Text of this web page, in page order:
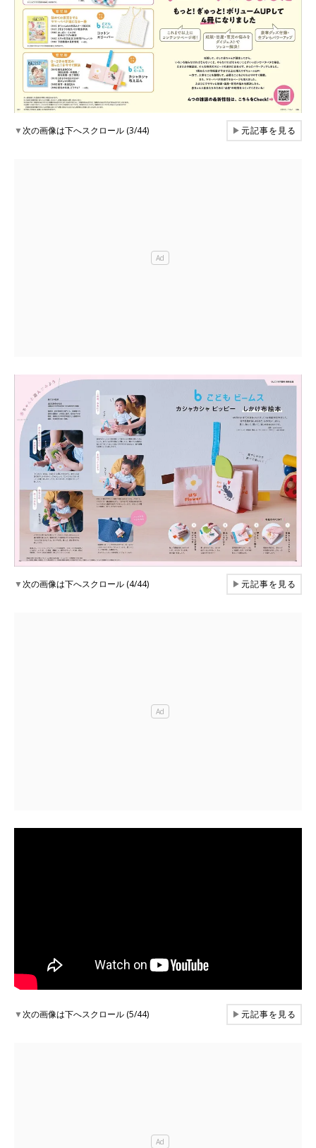
▼次の画像は下へスクロール (3/44) ▶元記事を見る
▼次の画像は下へスクロール (4/44) ▶元記事を見る
▼次の画像は下へスクロール (5/44) ▶元記事を見る